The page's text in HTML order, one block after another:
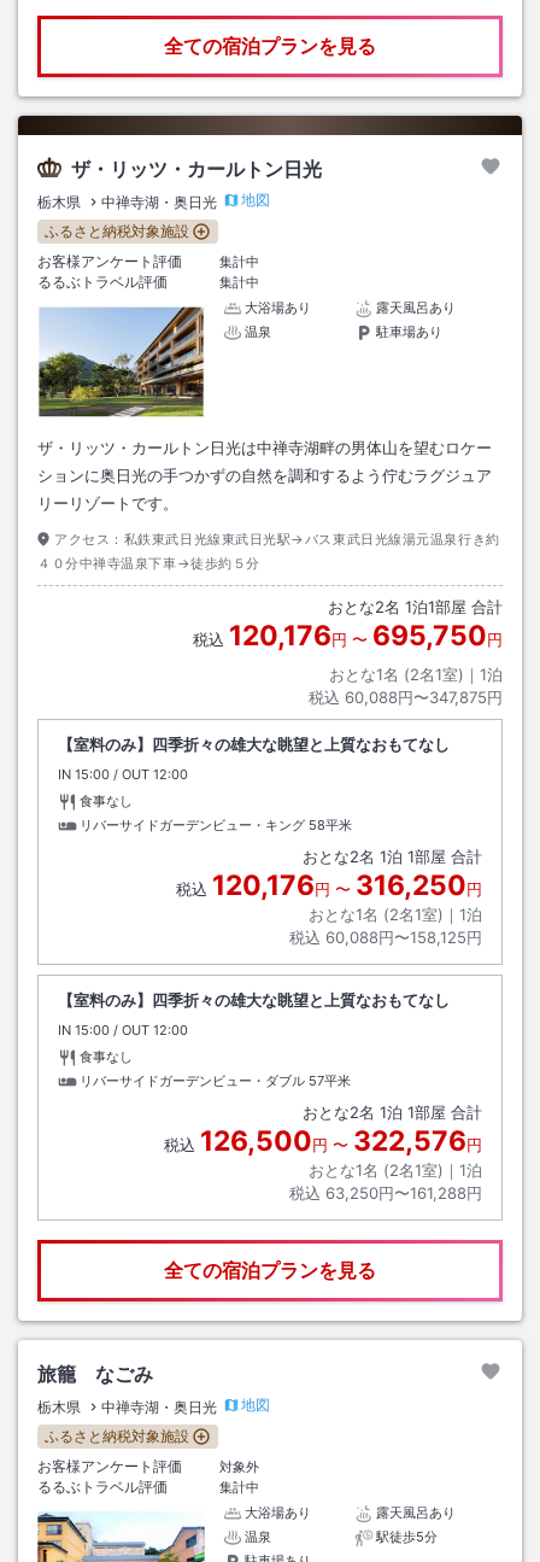
全ての宿泊プランを見る
ザ・リッツ・カールトン日光
栃木県 中禅寺湖・奥日光
地図
ふるさと納税対象施設
お客様アンケート評価
集計中
るるぶトラベル評価
集計中
大浴場あり
露天風呂あり
温泉
駐車場あり
ザ・リッツ・カールトン日光は中禅寺湖畔の男体山を望むロケー
ションに奥日光の手つかずの自然を調和するよう佇むラグジュア
リーリゾートです。
アクセス： 私鉄東武日光線東武日光駅→バス東武日光線湯元温泉行き約
４０分中禅寺温泉下車→徒歩約５分
おとな2名 1泊1部屋 合計
税込 120,176円 〜 695,750円
おとな1名 (2名1室)｜ 1泊
税込 60,088円〜347,875円
【室料のみ】四季折々の雄大な眺望と上質なおもてなし
IN チェックイン
15:00 / OUT チェックアウト
12:00
食事なし
リバーサイドガーデンビュー・キング 58平米
おとな2名 1泊 1部屋 合計
税込 120,176円 〜 316,250円
おとな1名 (2名1室)｜ 1泊
税込 60,088円〜158,125円
【室料のみ】四季折々の雄大な眺望と上質なおもてなし
IN チェックイン
15:00 / OUT チェックアウト
12:00
食事なし
リバーサイドガーデンビュー・ダブル 57平米
おとな2名 1泊 1部屋 合計
税込 126,500円 〜 322,576円
おとな1名 (2名1室)｜ 1泊
税込 63,250円〜161,288円
全ての宿泊プランを見る
旅籠 なごみ
栃木県 中禅寺湖・奥日光
地図
ふるさと納税対象施設
お客様アンケート評価
対象外
るるぶトラベル評価
集計中
大浴場あり
露天風呂あり
温泉
駅徒歩5分